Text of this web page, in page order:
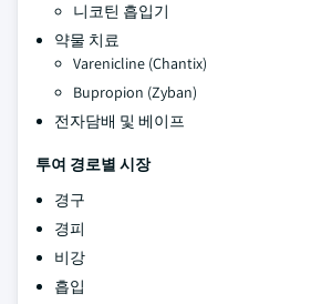
니코틴 흡입기
약물 치료
Varenicline (Chantix)
Bupropion (Zyban)
전자담배 및 베이프
투여 경로별 시장
경구
경피
비강
흡입